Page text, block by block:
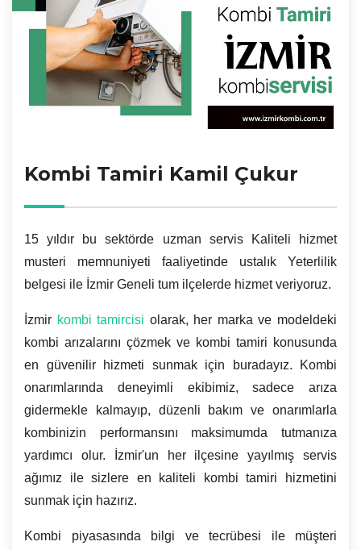
Kombi Tamiri Kamil Çukur
15 yıldır bu sektörde uzman servis Kaliteli hizmet
musteri memnuniyeti faaliyetinde ustalık Yeterlilik
belgesi ile İzmir Geneli tum ilçelerde hizmet veriyoruz.
İzmir kombi tamircisi olarak, her marka ve modeldeki
kombi arızalarını çözmek ve kombi tamiri konusunda
en güvenilir hizmeti sunmak için buradayız. Kombi
onarımlarında deneyimli ekibimiz, sadece arıza
gidermekle kalmayıp, düzenli bakım ve onarımlarla
kombinizin performansını maksimumda tutmanıza
yardımcı olur. İzmir'un her ilçesine yayılmış servis
ağımız ile sizlere en kaliteli kombi tamiri hizmetini
sunmak için hazırız.
Kombi piyasasında bilgi ve tecrübesi ile müşteri